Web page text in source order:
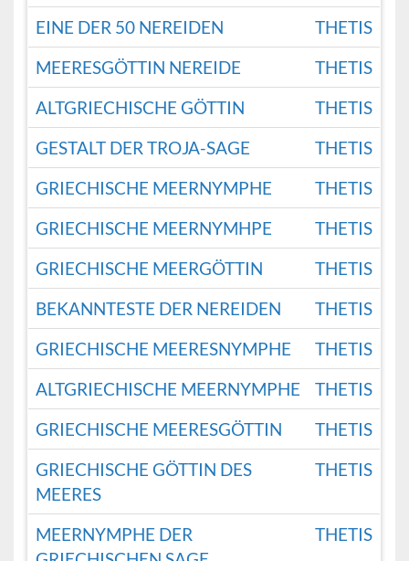
EINE DER 50 NEREIDEN
THETIS
MEERESGÖTTIN NEREIDE
THETIS
ALTGRIECHISCHE GÖTTIN
THETIS
GESTALT DER TROJA-SAGE
THETIS
GRIECHISCHE MEERNYMPHE
THETIS
GRIECHISCHE MEERNYMHPE
THETIS
GRIECHISCHE MEERGÖTTIN
THETIS
BEKANNTESTE DER NEREIDEN
THETIS
GRIECHISCHE MEERESNYMPHE
THETIS
ALTGRIECHISCHE MEERNYMPHE
THETIS
GRIECHISCHE MEERESGÖTTIN
THETIS
GRIECHISCHE GÖTTIN DES
MEERES
THETIS
MEERNYMPHE DER
THETIS